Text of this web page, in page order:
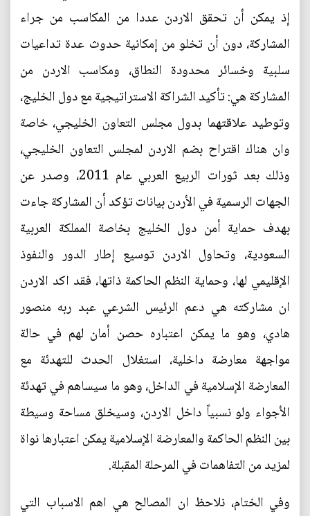
إذ يمكن أن تحقق الاردن عددا من المكاسب من جراء
المشاركة، دون أن تخلو من إمكانية حدوث عدة تداعيات
سلبية وخسائر محدودة النطاق، ومكاسب الاردن من
المشاركة هي: تأكيد الشراكة الاستراتيجية مع دول الخليج،
وتوطيد علاقتهما بدول مجلس التعاون الخليجي، خاصة
وان هناك اقتراح بضم الاردن لمجلس التعاون الخليجي،
وذلك بعد ثورات الربيع العربي عام 2011، وصدر عن
الجهات الرسمية في الأردن بيانات تؤكد أن المشاركة جاءت
بهدف حماية أمن دول الخليج بخاصة المملكة العربية
السعودية، وتحاول الاردن توسيع إطار الدور والنفوذ
الإقليمي لها، وحماية النظم الحاكمة ذاتها، فقد اكد الاردن
ان مشاركته هي دعم الرئيس الشرعي عبد ربه منصور
هادي، وهو ما يمكن اعتباره حصن أمان لهم في حالة
مواجهة معارضة داخلية، استغلال الحدث للتهدئة مع
المعارضة الإسلامية في الداخل، وهو ما سيساهم في تهدئة
الأجواء ولو نسبياً داخل الاردن، وسيخلق مساحة وسيطة
بين النظم الحاكمة والمعارضة الإسلامية يمكن اعتبارها نواة
لمزيد من التفاهمات في المرحلة المقبلة.
وفي الختام، نلاحظ ان المصالح هي اهم الاسباب التي